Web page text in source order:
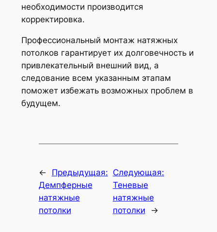
необходимости производится
корректировка.
Профессиональный монтаж натяжных
потолков гарантирует их долговечность и
привлекательный внешний вид, а
следование всем указанным этапам
поможет избежать возможных проблем в
будущем.
←
Предыдущая:
Демпферные
натяжные
потолки
Следующая:
Теневые
натяжные
потолки
→